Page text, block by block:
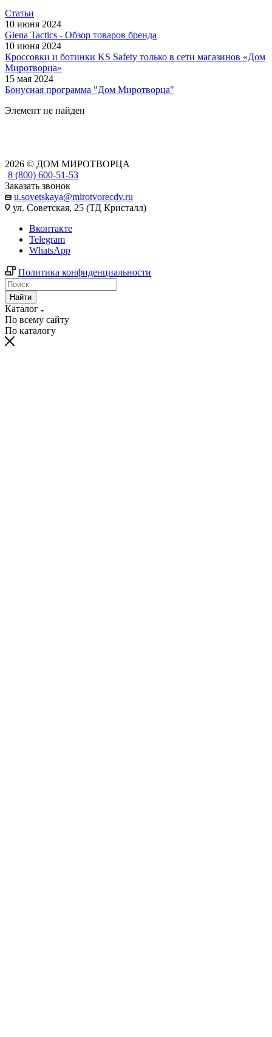
Статьи
10 июня 2024
Giena Tactics - Обзор товаров бренда
10 июня 2024
Кроссовки и ботинки KS Safety только в сети магазинов «Дом
Миротворца»
15 мая 2024
Бонусная программа "Дом Миротворца"
Элемент не найден
2026 © ДОМ МИРОТВОРЦА
8 (800) 600-51-53
Заказать звонок
u.sovetskaya@mirotvorecdv.ru
ул. Советская, 25 (ТД Кристалл)
Вконтакте
Telegram
WhatsApp
Политика конфиденциальности
Найти
Каталог
По всему сайту
По каталогу